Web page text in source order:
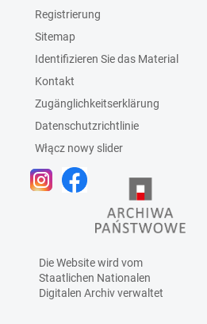
Registrierung
Sitemap
Identifizieren Sie das Material
Kontakt
Zugänglichkeitserklärung
Datenschutzrichtlinie
Włącz nowy slider
Die Website wird vom
Staatlichen Nationalen
Digitalen Archivverwaltet